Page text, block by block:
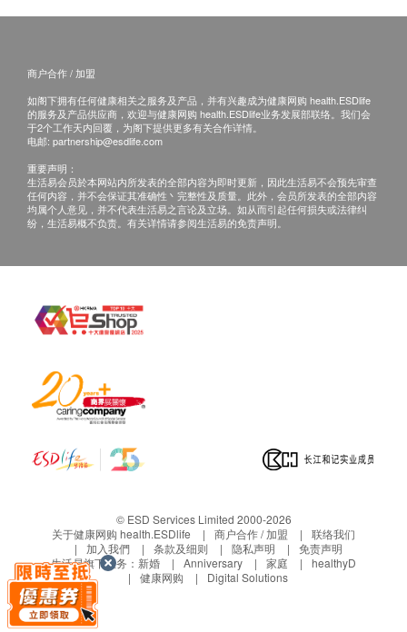
本服务/产品由商户提供。生活易【健康网购
health.ESDlife】并没有经营或提供本服务/产品。
有关此服务/产品的错漏或延误，或因使用此服务/
产品而引致的损失、损害、受伤或法律诉讼，健康
网购health.ESDlife概不负责。一切有关的索偿或
查询，须向提供服务之体检中心或商户提出。
商户合作 / 加盟
如阁下拥有任何健康相关之服务及产品，并有兴趣成为健康网购 health.ESDlife
的服务及产品供应商，欢迎与健康网购 health.ESDlife业务发展部联络。我们会
于2个工作天内回覆，为阁下提供更多有关合作详情。
电邮: partnership@esdlife.com
重要声明：
生活易会员於本网站内所发表的全部内容为即时更新，因此生活易不会预先审查
任何内容，并不会保证其准确性丶完整性及质量。此外，会员所发表的全部内容
均属个人意见，并不代表生活易之言论及立场。如从而引起任何损失或法律纠
纷，生活易概不负责。有关详情请参阅生活易的免责声明。
© ESD Services Limited 2000-2026
关于健康网购 health.ESDlife
商户合作 / 加盟
联络我们
加入我們
条款及细则 隐私声明
免责声明
生活易旗下业务： 新婚 Anniversary 家庭
healthyD
健康网购
Digital Solutions